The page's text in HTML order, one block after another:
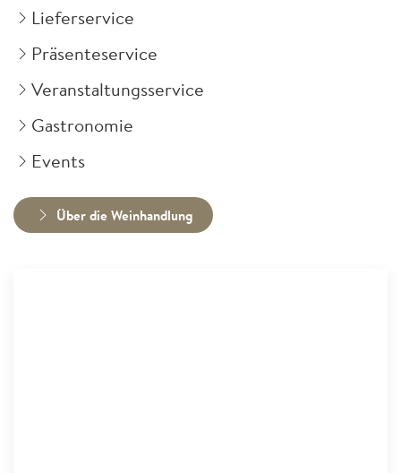
Lieferservice
Präsenteservice
Veranstaltungsservice
Gastronomie
Events
Über die Weinhandlung